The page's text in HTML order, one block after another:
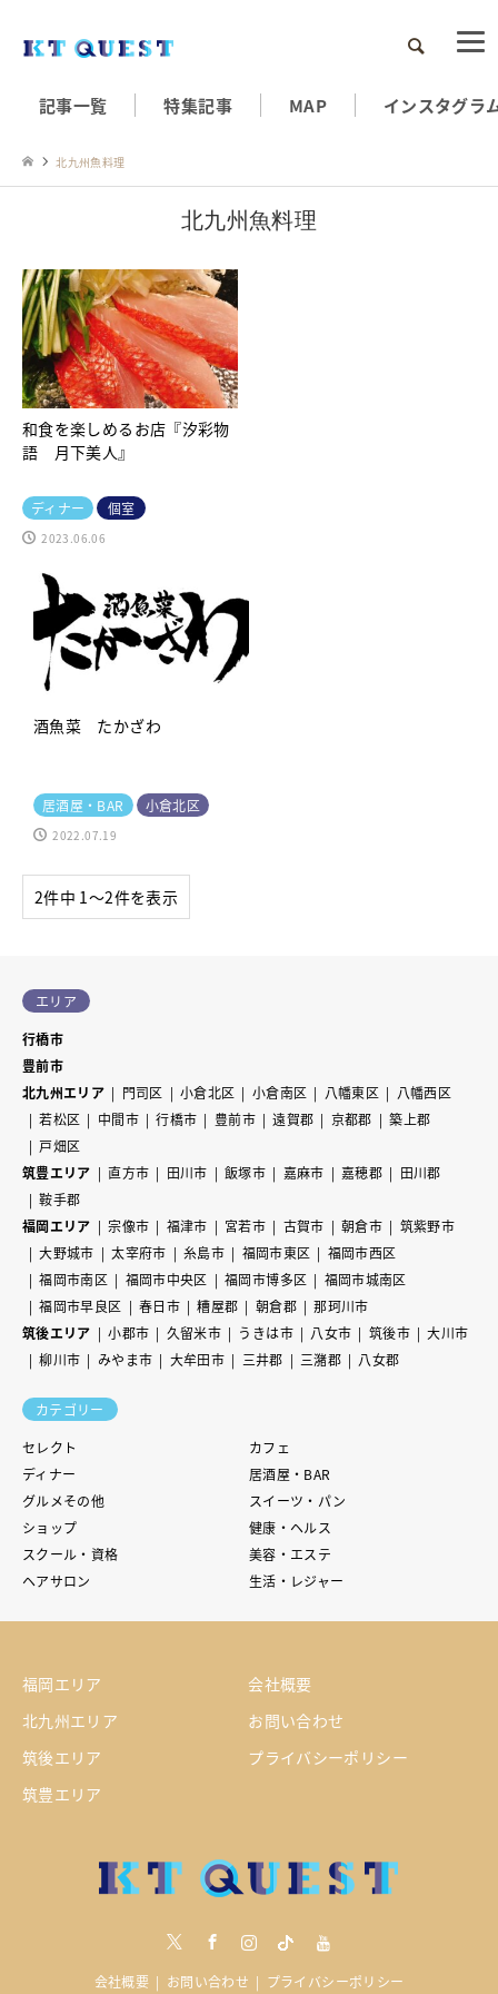
検索
記事一覧 特集記事 MAP インスタグラ
北九州魚料理
北九州魚料理
和食を楽しめるお店『汐彩物
語 月下美人』
ディナー 個室
2023.06.06
酒魚菜 たかざわ
居酒屋・BAR 小倉北区
2022.07.19
2件中 1〜2件を表示
エリア
行橋市
豊前市
北九州エリア
門司区 小倉北区 小倉南区 八幡東区
八幡西区
若松区
中間市 行橋市 豊前市 遠賀郡 京都郡
築上郡
戸畑区
筑豊エリア
直方市 田川市 飯塚市 嘉麻市 嘉穂郡
田川郡
鞍手郡
福岡エリア
宗像市 福津市 宮若市 古賀市 朝倉市
筑紫野市
大野城市
太宰府市 糸島市 福岡市東区
福岡市西区
福岡市南区
福岡市中央区 福岡市博多区
福岡市城南区
福岡市早良区
春日市 糟屋郡 朝倉郡
那珂川市
筑後エリア
小郡市 久留米市 うきは市 八女市 筑後市
大川市
柳川市
みやま市 大牟田市 三井郡 三潴郡 八女郡
カテゴリー
セレクト
カフェ
ディナー
居酒屋・BAR
グルメその他
スイーツ・パン
ショップ
健康・ヘルス
スクール・資格
美容・エステ
ヘアサロン
生活・レジャー
福岡エリア
北九州エリア
筑後エリア
筑豊エリア
会社概要
お問い合わせ
プライバシーポリシー
Instagramtiktock youtube
会社概要 お問い合わせ プライバシーポリシー